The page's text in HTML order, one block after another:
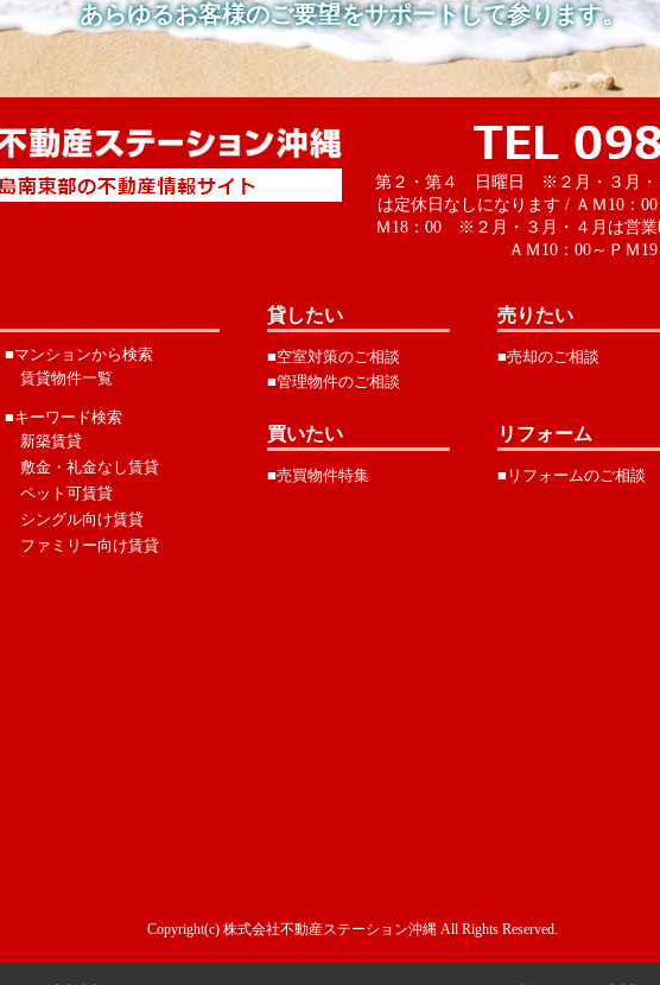
あらゆるお客様のご要望をサポートして参ります。
第２・第４ 日曜日 ※２月・３月・
は定休日なしになります / ＡＭ10：00
Ｍ18：00 ※２月・３月・４月は営業
ＡＭ10：00～ＰＭ
■マンションから検索
賃貸物件一覧
■キーワード検索
新築賃貸
敷金・礼金なし賃貸
ペット可賃貸
シングル向け賃貸
ファミリー向け賃貸
貸したい
■空室対策のご相談
■管理物件のご相談
買いたい
■売買物件特集
売りたい
■売却のご相談
リフォーム
■リフォームのご相談
Copyright(c) 株式会社不動産ステーション沖縄 All Rights Reserved.